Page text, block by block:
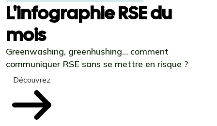
L'infographie RSE du
mois
Greenwashing, greenhushing… comment
communiquer RSE sans se mettre en risque ?
Découvrez